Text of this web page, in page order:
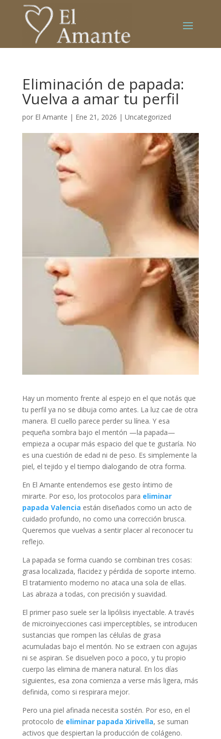
Eliminación de papada:
Vuelva a amar tu perfil
por El Amante | Ene 21, 2026 | Uncategorized
Hay un momento frente al espejo en el que notás que
tu perfil ya no se dibuja como antes. La luz cae de otra
manera. El cuello parece perder su línea. Y esa
pequeña sombra bajo el mentón —la papada—
empieza a ocupar más espacio del que te gustaría. No
es una cuestión de edad ni de peso. Es simplemente la
piel, el tejido y el tiempo dialogando de otra forma.
En El Amante entendemos ese gesto íntimo de
mirarte. Por eso, los protocolos para eliminar
papada Valencia están diseñados como un acto de
cuidado profundo, no como una corrección brusca.
Queremos que vuelvas a sentir placer al reconocer tu
reflejo.
La papada se forma cuando se combinan tres cosas:
grasa localizada, flacidez y pérdida de soporte interno.
El tratamiento moderno no ataca una sola de ellas.
Las abraza a todas, con precisión y suavidad.
El primer paso suele ser la lipólisis inyectable. A través
de microinyecciones casi imperceptibles, se introducen
sustancias que rompen las células de grasa
acumuladas bajo el mentón. No se extraen con agujas
ni se aspiran. Se disuelven poco a poco, y tu propio
cuerpo las elimina de manera natural. En los días
siguientes, esa zona comienza a verse más ligera, más
definida, como si respirara mejor.
Pero una piel afinada necesita sostén. Por eso, en el
protocolo de eliminar papada Xirivella, se suman
activos que despiertan la producción de colágeno.